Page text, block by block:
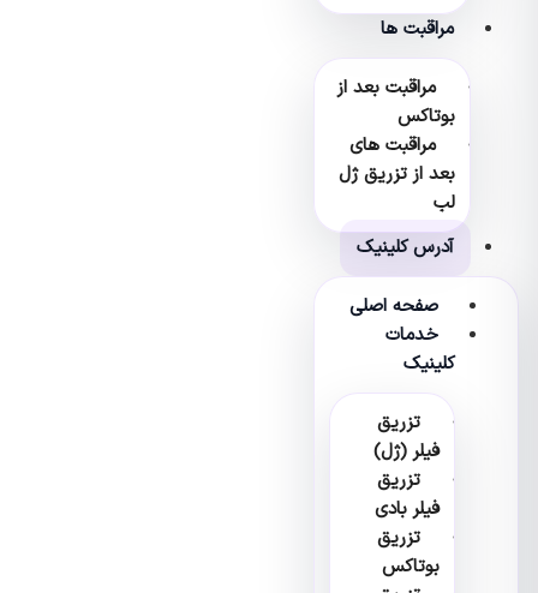
مراقبت ها
مراقبت بعد از
بوتاکس
مراقبت های
بعد از تزریق ژل
آدرس کلینیک
صفحه اصلی
خدمات
کلینیک
تزریق
فیلر (ژل)
تزریق
فیلر بادی
تزریق
بوتاکس